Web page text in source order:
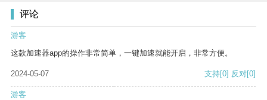
评论
游客
这款加速器app的操作非常简单，一键加速就能开启，非常方便。
2024-05-07 支持[0] 反对[0]
游客